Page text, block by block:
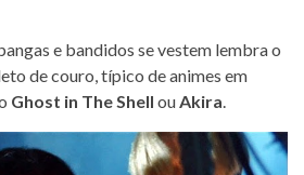
e bandidos se vestem lembra o
de couro, típico de animes em
Ghost in The Shell ouAkira.